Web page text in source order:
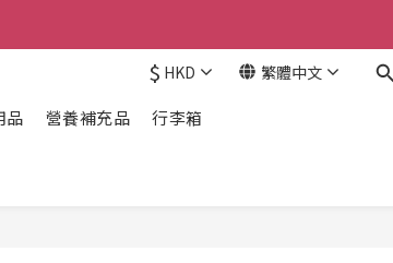
$ HKD 繁體中文
品 營養補充品 行李箱